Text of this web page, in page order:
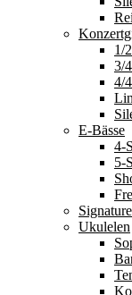
1/
3/
4/
E-Bässe
4-
5-
Ukulelen